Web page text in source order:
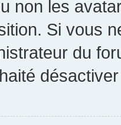
non les
Si vous
du